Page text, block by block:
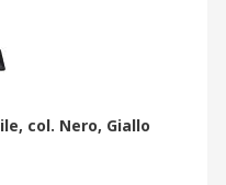
col. Nero, Giallo